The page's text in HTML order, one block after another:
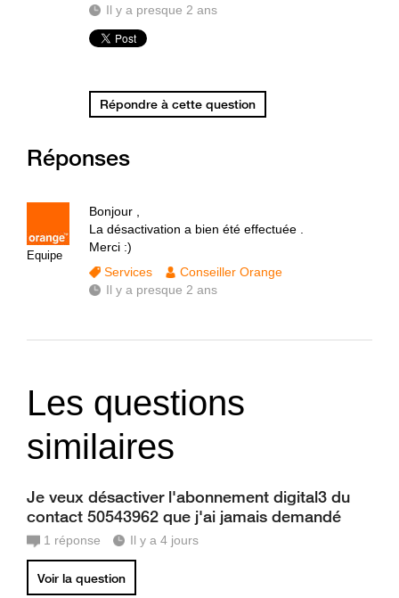
Il y a presque 2 ans
Répondre à cette question
Réponses
Equipe
Bonjour ,
La désactivation a bien été effectuée .
Merci :)
Services
Conseiller Orange
Il y a presque 2 ans
Les questions
similaires
Je veux désactiver l'abonnement digital3 du
contact 50543962 que j'ai jamais demandé
1 réponse Il y a 4 jours
Voir la question